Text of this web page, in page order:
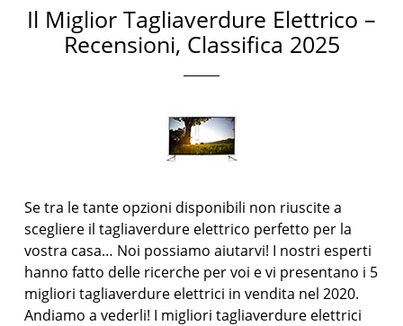
Il Miglior Tagliaverdure Elettrico –
Recensioni, Classifica 2025
Se tra le tante opzioni disponibili non riuscite a
scegliere il tagliaverdure elettrico perfetto per la
vostra casa… Noi possiamo aiutarvi! I nostri esperti
hanno fatto delle ricerche per voi e vi presentano i 5
migliori tagliaverdure elettrici in vendita nel 2020.
Andiamo a vederli! I migliori tagliaverdure elettrici